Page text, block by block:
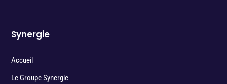
Synergie
Accueil
Le Groupe Synergie